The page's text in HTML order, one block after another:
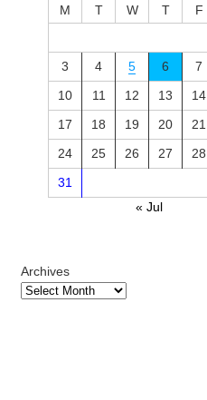
M T W T F
3
4 5 6 7
10
11 12 13 14
17
18 19 20 21
24
25 26 27 28
31
« Jul
Archives